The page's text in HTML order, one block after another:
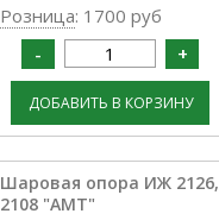
Розница: 1700 руб
Шаровая опора ИЖ 2126,
2108 "АМТ"